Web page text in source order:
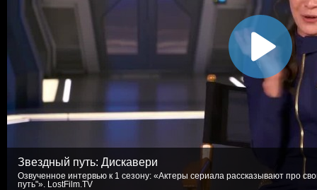
Звездный путь: Дискавери
Озвученное интервью к 1 сезону: «Актеры сериала рассказывают про
путь"». LostFilm.TV